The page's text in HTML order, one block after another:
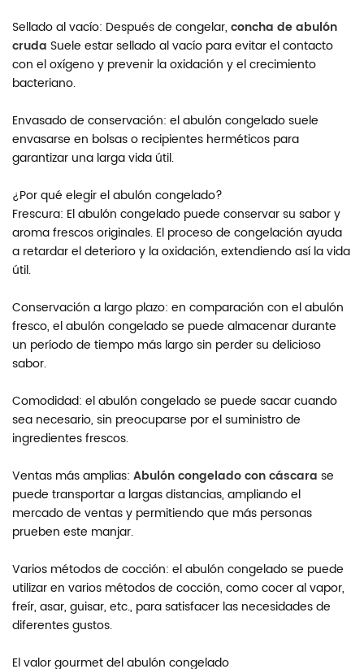
Sellado al vacío: Después de congelar, concha de abulón
cruda Suele estar sellado al vacío para evitar el contacto
con el oxígeno y prevenir la oxidación y el crecimiento
bacteriano.
Envasado de conservación: el abulón congelado suele
envasarse en bolsas o recipientes herméticos para
garantizar una larga vida útil.
¿Por qué elegir el abulón congelado?
Frescura: El abulón congelado puede conservar su sabor y
aroma frescos originales. El proceso de congelación ayuda
a retardar el deterioro y la oxidación, extendiendo así la vida
útil.
Conservación a largo plazo: en comparación con el abulón
fresco, el abulón congelado se puede almacenar durante
un período de tiempo más largo sin perder su delicioso
sabor.
Comodidad: el abulón congelado se puede sacar cuando
sea necesario, sin preocuparse por el suministro de
ingredientes frescos.
Ventas más amplias: Abulón congelado con cáscara se
puede transportar a largas distancias, ampliando el
mercado de ventas y permitiendo que más personas
prueben este manjar.
Varios métodos de cocción: el abulón congelado se puede
utilizar en varios métodos de cocción, como cocer al vapor,
freír, asar, guisar, etc., para satisfacer las necesidades de
diferentes gustos.
El valor gourmet del abulón congelado